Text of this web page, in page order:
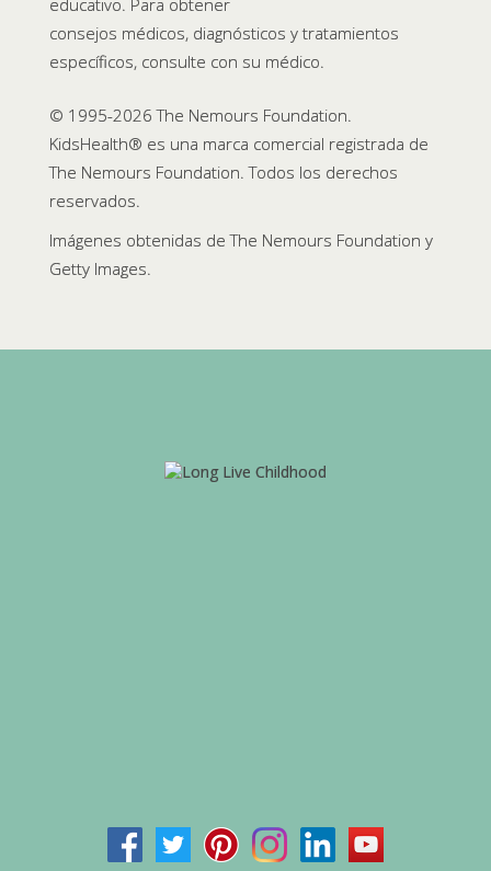
educativo. Para obtener
consejos médicos, diagnósticos y tratamientos
específicos, consulte con su médico.
© 1995-2026 The Nemours Foundation.
KidsHealth® es una marca comercial registrada de
The Nemours Foundation. Todos los derechos
reservados.
Imágenes obtenidas de The Nemours Foundation y
Getty Images.